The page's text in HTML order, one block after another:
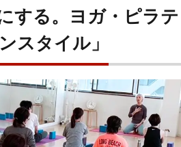
する。ヨガ・ピラ
スタイル」